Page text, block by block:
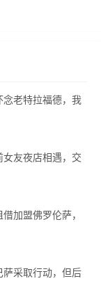
念老特拉福德，我
友夜店相遇，交
加盟佛罗伦萨，
萨采取行动，但后